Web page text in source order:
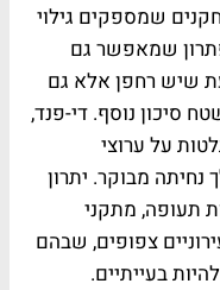
שמספקים גילוי
שמאפשר גם
שיש רחפן אלא גם
סיכון נוסף. די-פנד,
על ערוצי
מבוקר. יתרון
תעופה, מתקני
צפופים, שבהם
בעייתיים.